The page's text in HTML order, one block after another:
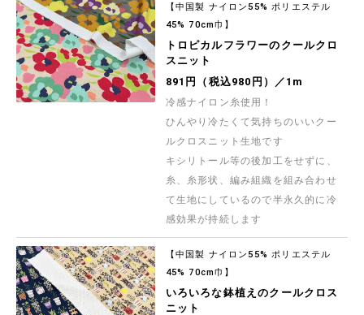
【中国製 ナイロン55% ポリエステル
45% 70cm巾】
トロピカルフラワーのクールクロ
スニット
891円（税込980円）／1m
冷感ナイロン糸使用！
ひんやり冷たくて気持ちのいいクー
ルクロスニット生地です
キシリトール等の後加工をせずに、
糸、糸形状、編み組織を組み合わせ
て生地にしているので半永久的に冷
感効果が持続します
【中国製 ナイロン55% ポリエステル
45% 70cm巾】
いろいろな鉢植えのクールクロス
ニット